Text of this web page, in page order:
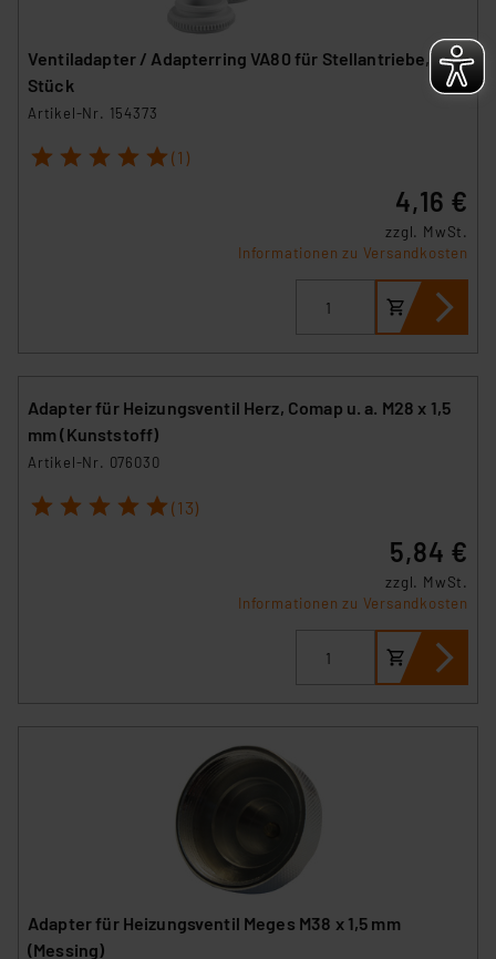
Ventiladapter / Adapterring VA80 für Stellantriebe, 5
Stück
Artikel-Nr. 154373
1 2 3 4 5 (1)
4,16 €
zzgl. MwSt.
Informationen zu Versandkosten
Adapter für Heizungsventil Herz, Comap u. a. M28 x 1,5
mm (Kunststoff)
Artikel-Nr. 076030
1 2 3 4 5 (13)
5,84 €
zzgl. MwSt.
Informationen zu Versandkosten
Adapter für Heizungsventil Meges M38 x 1,5 mm
(Messing)